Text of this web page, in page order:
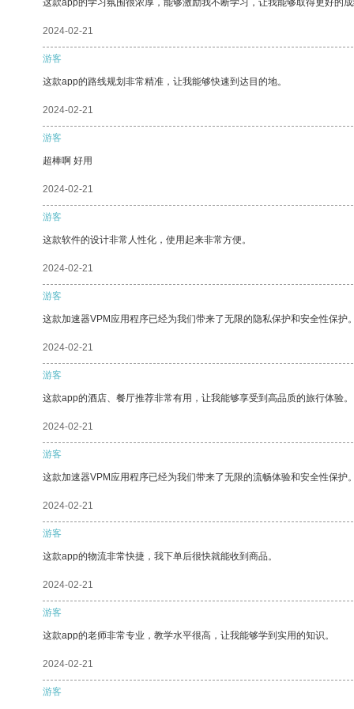
这款app的学习氛围很浓厚，能够激励我不断学习，让我能够取得更好的
2024-02-21
游客
这款app的路线规划非常精准，让我能够快速到达目的地。
2024-02-21
游客
超棒啊 好用
2024-02-21
游客
这款软件的设计非常人性化，使用起来非常方便。
2024-02-21
游客
这款加速器VPM应用程序已经为我们带来了无限的隐私保护和安全性保护
2024-02-21
游客
这款app的酒店、餐厅推荐非常有用，让我能够享受到高品质的旅行体验。
2024-02-21
游客
这款加速器VPM应用程序已经为我们带来了无限的流畅体验和安全性保护
2024-02-21
游客
这款app的物流非常快捷，我下单后很快就能收到商品。
2024-02-21
游客
这款app的老师非常专业，教学水平很高，让我能够学到实用的知识。
2024-02-21
游客